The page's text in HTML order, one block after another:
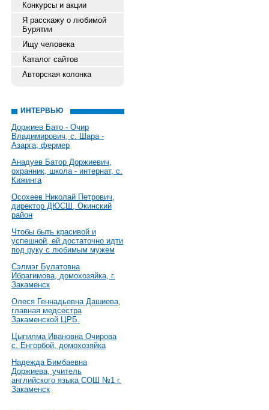
Конкурсы и акции
Я расскажу о любимой
Бурятии
Ищу человека
Каталог сайтов
Авторская колонка
ИНТЕРВЬЮ
Доржиев Бато - Очир
Владимирович, с. Шара -
Азарга, фермер
Анадуев Батор Доржиевич,
охранник, школа - интернат, с.
Кижинга
Осохеев Николай Петрович,
директор ДЮСШ, Окинский
район
Чтобы быть красивой и
успешной, ей достаточно идти
под руку с любимым мужем
Сэлмэг Булатовна
Ибрагимова, домохозяйка, г.
Закаменск
Олеся Геннадьевна Дашиева,
главная медсестра
Закаменской ЦРБ.
Цыпилма Ивановна Очирова
с. Енгорбой, домохозяйка
Надежда Бимбаевна
Доржиева, учитель
английского языка СОШ №1 г.
Закаменск